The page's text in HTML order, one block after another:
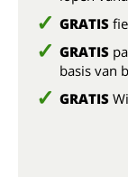
GRATIS
GRATIS
basis van
GRATIS